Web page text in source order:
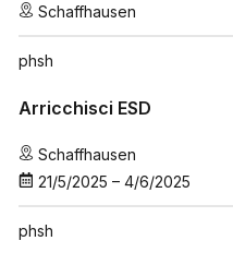
Schaffhausen
phsh
Arricchisci ESD
Schaffhausen
21/5/2025 – 4/6/2025
phsh